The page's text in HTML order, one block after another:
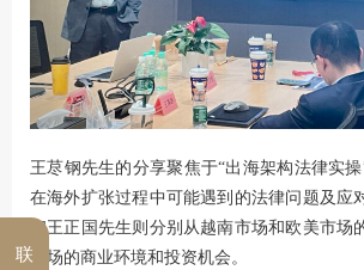
王荩钢先生的分享聚焦于“出海架构法律实
在海外扩张过程中可能遇到的法律问题及应
和王正国先生则分别从越南市场和欧美市场
市场的商业环境和投资机会。
联